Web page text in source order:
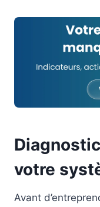
votre
Avant